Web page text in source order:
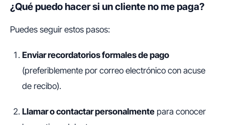
¿Qué puedo hacer si un cliente no me paga?
Puedes seguir estos pasos:
Enviar recordatorios formales de pago
(preferiblemente por correo electrónico con acuse
de recibo).
Llamar o contactar personalmente para conocer